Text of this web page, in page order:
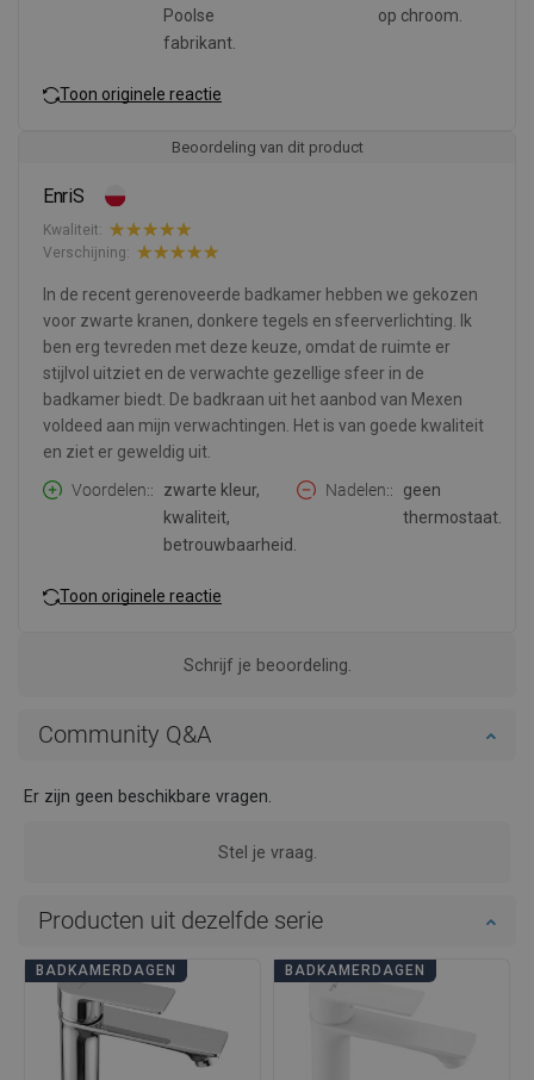
Poolse
fabrikant.
op chroom.
Toon originele reactie
Beoordeling van dit product
EnriS
Kwaliteit:
Verschijning:
In de recent gerenoveerde badkamer hebben we gekozen
voor zwarte kranen, donkere tegels en sfeerverlichting. Ik
ben erg tevreden met deze keuze, omdat de ruimte er
stijlvol uitziet en de verwachte gezellige sfeer in de
badkamer biedt. De badkraan uit het aanbod van Mexen
voldeed aan mijn verwachtingen. Het is van goede kwaliteit
en ziet er geweldig uit.
Voordelen:
zwarte kleur,
kwaliteit,
betrouwbaarheid.
Nadelen:
geen
thermostaat.
Toon originele reactie
Schrijf je beoordeling.
Community Q&A
Er zijn geen beschikbare vragen.
Stel je vraag.
Producten uit dezelfde serie
BADKAMERDAGEN BADKAMERDAGEN